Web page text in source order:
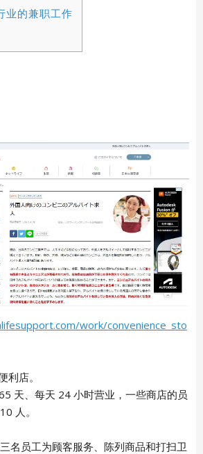
业的兼职工作
work/convenience_sto
利店。
天、每天 24 小时营业，一些商店的员
人。
名员工为顾客服务、陈列商品和打扫卫